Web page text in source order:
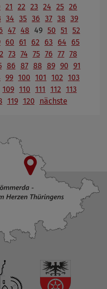
21 22 23 24 25 26
34 35 36 37 38 39
47 48 49 50 51
52
60 61 62 63 64
65
73 74 75 76 77 78
86 87 88 89 90 91
99 100 101 102 103
109 110 111 112 113
119 120 nächste